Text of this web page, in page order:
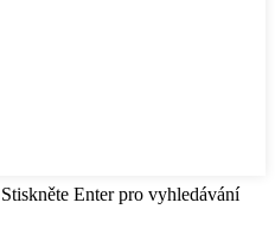
Stiskněte Enter pro vyhledávání